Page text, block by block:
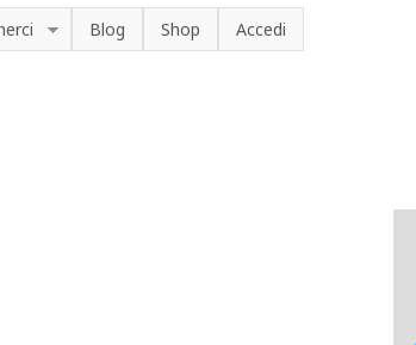
Blog Shop Accedi